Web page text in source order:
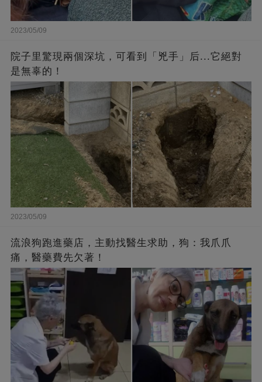
2023/05/09
院子里驚現兩個深坑，可看到「兇手」后...它絕對
是無辜的！
2023/05/09
流浪狗跑進藥店，主動找醫生求助，狗：我爪爪
痛，醫藥費先欠著！